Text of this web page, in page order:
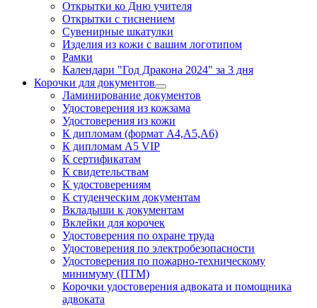
Открытки ко Дню учителя
Открытки с тиснением
Сувенирные шкатулки
Изделия из кожи с вашим логотипом
Рамки
Календари "Год Дракона 2024" за 3 дня
Корочки для документов
Ламинирование документов
Удостоверения из кожзама
Удостоверения из кожи
К дипломам (формат А4,А5,А6)
К дипломам А5 VIP
К сертификатам
К свидетельствам
К удостоверениям
К студенческим документам
Вкладыши к документам
Вклейки для корочек
Удостоверения по охране труда
Удостоверения по электробезопасности
Удостоверения по пожарно-техническому
минимуму (ПТМ)
Корочки удостоверения адвоката и помощника
адвоката